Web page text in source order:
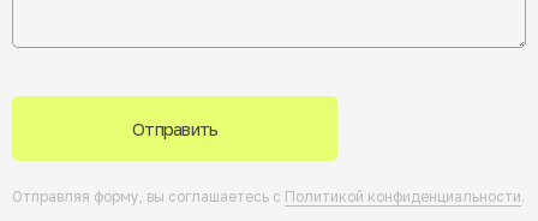
Отправить
Отправляя форму, вы соглашаетесь с Политикой конфиденциальности.